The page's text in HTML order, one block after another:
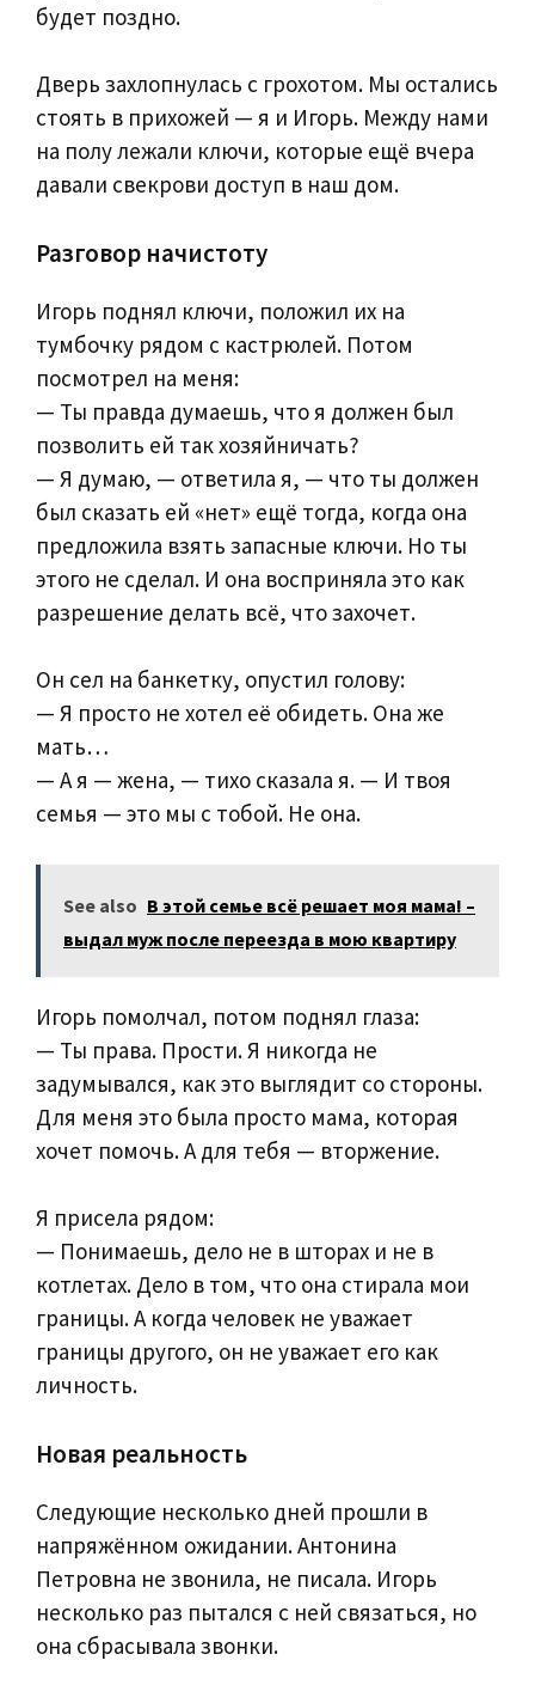
будет поздно.
Дверь захлопнулась с грохотом. Мы остались
стоять в прихожей — я и Игорь. Между нами
на полу лежали ключи, которые ещё вчера
давали свекрови доступ в наш дом.
Разговор начистоту
Игорь поднял ключи, положил их на
тумбочку рядом с кастрюлей. Потом
посмотрел на меня:
— Ты правда думаешь, что я должен был
позволить ей так хозяйничать?
— Я думаю, — ответила я, — что ты должен
был сказать ей «нет» ещё тогда, когда она
предложила взять запасные ключи. Но ты
этого не сделал. И она восприняла это как
разрешение делать всё, что захочет.
Он сел на банкетку, опустил голову:
— Я просто не хотел её обидеть. Она же
мать…
— А я — жена, — тихо сказала я. — И твоя
семья — это мы с тобой. Не она.
See also В этой семье всё решает моя мама! –
выдал муж после переезда в мою квартиру
Игорь помолчал, потом поднял глаза:
— Ты права. Прости. Я никогда не
задумывался, как это выглядит со стороны.
Для меня это была просто мама, которая
хочет помочь. А для тебя — вторжение.
Я присела рядом:
— Понимаешь, дело не в шторах и не в
котлетах. Дело в том, что она стирала мои
границы. А когда человек не уважает
границы другого, он не уважает его как
личность.
Новая реальность
Следующие несколько дней прошли в
напряжённом ожидании. Антонина
Петровна не звонила, не писала. Игорь
несколько раз пытался с ней связаться, но
она сбрасывала звонки.